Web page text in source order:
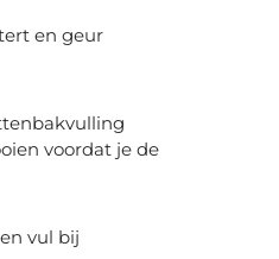
en geur
voordat je de
vul bij